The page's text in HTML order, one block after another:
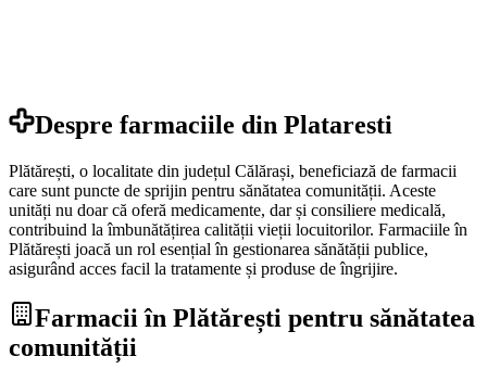
Despre farmaciile din Plataresti
Plătărești, o localitate din județul Călărași, beneficiază de farmacii
care sunt puncte de sprijin pentru sănătatea comunității. Aceste
unități nu doar că oferă medicamente, dar și consiliere medicală,
contribuind la îmbunătățirea calității vieții locuitorilor. Farmaciile în
Plătărești joacă un rol esențial în gestionarea sănătății publice,
asigurând acces facil la tratamente și produse de îngrijire.
Farmacii în Plătărești pentru sănătatea
comunității